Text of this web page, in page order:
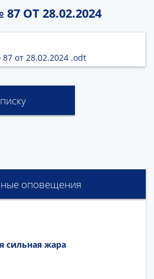
общественные обсуждения
ОТ 28.02.2024
от 28.02.2024 .odt
оповещения
сильная жара